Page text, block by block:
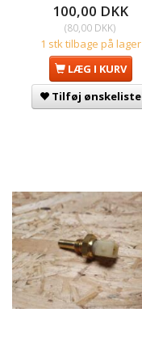
100,00 DKK
(80,00 DKK)
1 stk tilbage på lager
LÆG I KURV
Tilføj ønskeliste